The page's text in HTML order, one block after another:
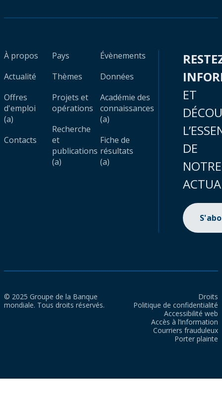
À propos
Actualité
Offres
d'emploi
(a)
Contacts
Pays
Thèmes
Projets et
opérations
Recherche
et
publications
(a)
Évènements
Données
Académie des
connaissances
(a)
Fiche de
résultats
(a)
ET
DE
NOTRE
© 2025 Groupe de la Banque
mondiale. Tous droits réservés.
Droits
Politique de confidentialité
Accessibilité web
Accès à l’information
Courriers frauduleux
Porter plainte